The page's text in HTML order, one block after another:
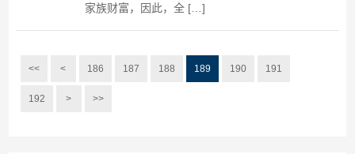
家族财富，因此，全 […]
<< < 186 187 188 189 190 191
192 > >>